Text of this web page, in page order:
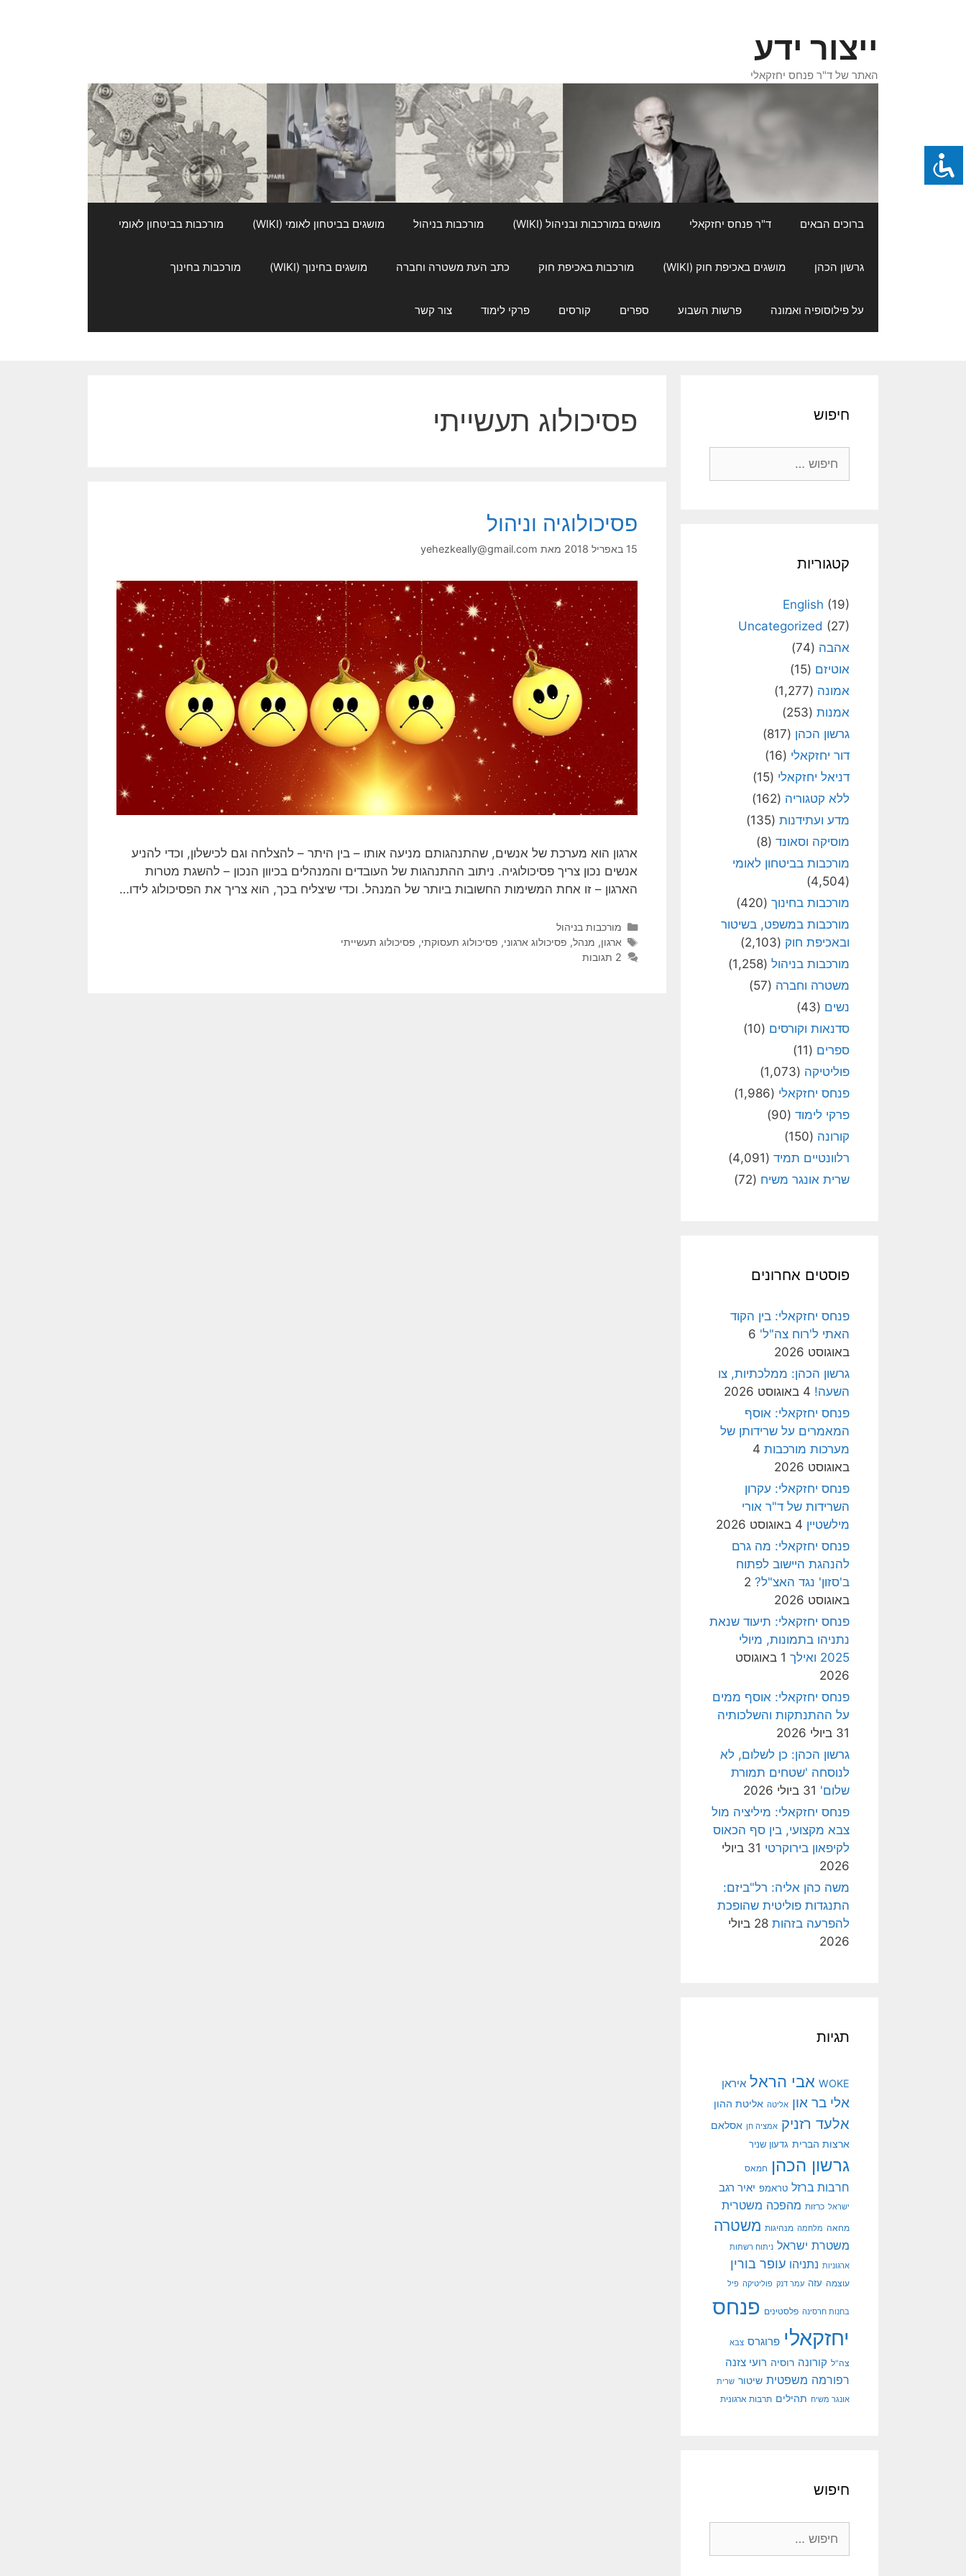
ייצור ידע
האתר של ד"ר פנחס יחזקאלי
ברוכים הבאים ד"ר פנחס יחזקאלי מושגים במורכבות ובניהול (WIKI) מורכבות בניהול מושגים בביטחון לאומי (WIKI) מורכבות בביטחון לאומי
גרשון הכהן מושגים באכיפת חוק (WIKI) מורכבות באכיפת חוק כתב העת משטרה וחברה מושגים בחינוך (WIKI) מורכבות בחינוך
על פילוסופיה ואמונה פרשות השבוע ספרים קורסים פרקי לימוד צור קשר
פסיכולוג תעשייתי
פסיכולוגיה וניהול
15 באפריל 2018 מאת yehezkeally@gmail.com
ארגון הוא מערכת של אנשים, שהתנהגותם מניעה אותו – בין היתר – להצלחה וגם לכישלון, וכדי להניע
אנשים נכון צריך פסיכולוגיה. ניתוב ההתנהגות של העובדים והמנהלים בכיוון הנכון – להשגת מטרות
הארגון – זו אחת המשימות החשובות ביותר של המנהל. וכדי שיצליח בכך, הוא צריך את הפסיכולוג לידו…
קטגוריות
מורכבות בניהול
תגיות
ארגון, מנהל, פסיכולוג ארגוני, פסיכולוג תעסוקתי, פסיכולוג תעשייתי
2 תגובות
חיפוש
קטגוריות
English (19)
Uncategorized (27)
אהבה (74)
אוטיזם (15)
אמונה (1,277)
אמנות (253)
גרשון הכהן (817)
דור יחזקאלי (16)
דניאל יחזקאלי (15)
ללא קטגוריה (162)
מדע ועתידנות (135)
מוסיקה וסאונד (8)
מורכבות בביטחון לאומי
(4,504)
מורכבות בחינוך (420)
מורכבות במשפט, בשיטור
ובאכיפת חוק (2,103)
מורכבות בניהול (1,258)
משטרה וחברה (57)
נשים (43)
סדנאות וקורסים (10)
ספרים (11)
פוליטיקה (1,073)
פנחס יחזקאלי (1,986)
פרקי לימוד (90)
קורונה (150)
רלוונטיים תמיד (4,091)
שרית אונגר משיח (72)
פוסטים אחרונים
פנחס יחזקאלי: בין הקוד
האתי ל'רוח צה"ל' 6
באוגוסט 2026
גרשון הכהן: ממלכתיות, צו
השעה! 4 באוגוסט 2026
פנחס יחזקאלי: אוסף
המאמרים על שרידותן של
מערכות מורכבות 4
באוגוסט 2026
פנחס יחזקאלי: עקרון
השרידות של ד"ר אורי
מילשטיין 4 באוגוסט 2026
פנחס יחזקאלי: מה גרם
להנהגת היישוב לפתוח
ב'סזון' נגד האצ"ל? 2
באוגוסט 2026
פנחס יחזקאלי: תיעוד שנאת
נתניהו בתמונות, מיולי
2025 ואילך
1 באוגוסט
2026
פנחס יחזקאלי: אוסף ממים
על ההתנתקות והשלכותיה
31 ביולי 2026
גרשון הכהן: כן לשלום, לא
לנוסחה 'שטחים תמורת
שלום' 31 ביולי 2026
פנחס יחזקאלי: מיליציה מול
צבא מקצועי, בין סף הכאוס
לקיפאון בירוקרטי
31 ביולי
2026
משה כהן אליה: רל"ביזם:
התנגדות פוליטית שהופכת
להפרעה בזהות
28 ביולי
2026
תגיות
WOKE אבי הראל איראן
אלי בר און אליטה אליטת ההון
אלעד רזניק אמציה חן אסלאם
ארצות הברית גדעון שניר
גרשון הכהן חמאס
חרבות ברזל טראמפ יאיר רגב
ישראל כרזות מהפכה משטרית
מחאה מלחמה מנהיגות משטרה
משטרת ישראל ניתוח רשתות
ארגוניות נתניהו עופר בורין
עוצמה עזה עמר דנק פוליטיקה פיל
בחנות חרסינה פלסטינים פנחס
יחזקאלי פרוגרס צבא
צה"ל קורונה רוסיה רועי צזנה
רפורמה משפטית שיטור שרית
אונגר משיח תהילים תרבות ארגונית
חיפוש